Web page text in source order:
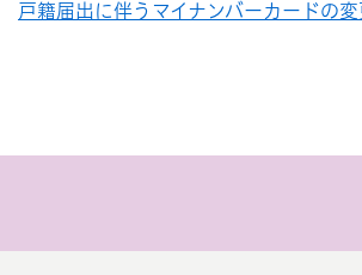
戸籍届出に伴うマイナンバーカードの